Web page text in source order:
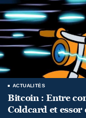
ACTUALITÉS
Bitcoin : Entre
Coldcard et essor